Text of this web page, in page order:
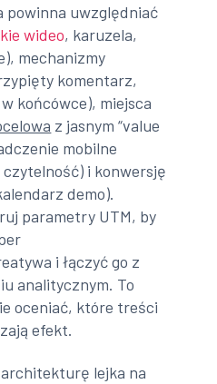
powinna uwzględniać
wideo, karuzela,
mechanizmy
komentarz,
końcówce), miejsca
z jasnym “value
mobilne
i konwersję
demo).
parametry UTM, by
i łączyć go z
analitycznym. To
oceniać, które treści
efekt.
lejka na